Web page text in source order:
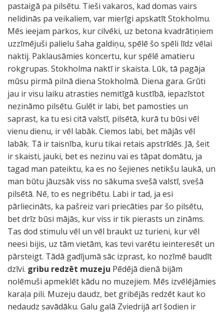
pastaigā pa pilsētu. Tieši vakaros, kad domas vairs
nelidinās pa veikaliem, var mierīgi apskatīt Stokholmu.
Mēs ieejam parkos, kur cilvēki, uz betona kvadrātiņiem
uzzīmējuši palielu šaha galdiņu, spēlē šo spēli līdz vēlai
naktij. Paklausāmies koncertu, kur spēlē amatieru
rokgrupas. Stokholma naktī ir skaista. Lūk, tā pagāja
mūsu pirmā pilnā diena Stokholmā. Diena gara. Grūti
jau ir visu laiku atrasties nemitīgā kustībā, iepazīstot
nezināmo pilsētu. Gulēt ir labi, bet pamosties un
saprast, ka tu esi citā valstī, pilsētā, kurā tu būsi vēl
vienu dienu, ir vēl labāk. Ciemos labi, bet mājās vēl
labāk. Tā ir taisnība, kuru tikai retais apstrīdēs. Jā, šeit
ir skaisti, jauki, bet es nezinu vai es tāpat domātu, ja
tagad man pateiktu, ka es no šejienes netikšu laukā, un
man būtu jāuzsāk viss no sākuma svešā valstī, svešā
pilsētā. Nē, to es negribētu. Labi ir tad, ja esi
pārliecināts, ka pašreiz vari priecāties par šo pilsētu,
bet drīz būsi mājās, kur viss ir tik pierasts un zināms.
Tas dod stimulu vēl un vēl braukt uz turieni, kur vēl
neesi bijis, uz tām vietām, kas tevi varētu ieinteresēt un
pārsteigt. Tādā gadījumā sāc izprast, ko nozīmē baudīt
dzīvi. gribu redzēt muzeju Pēdējā dienā bijām
nolēmuši apmeklēt kādu no muzejiem. Mēs izvēlējāmies
karaļa pili. Muzeju daudz, bet gribējās redzēt kaut ko
nedaudz savādāku. Galu galā Zviedrijā arī šodien ir